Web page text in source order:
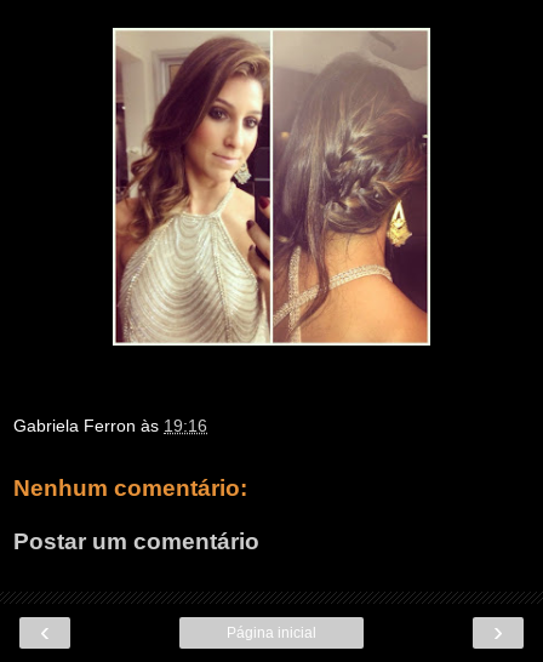
Gabriela Ferron às 19:16
Nenhum comentário:
Postar um comentário
‹ ›
Página inicial